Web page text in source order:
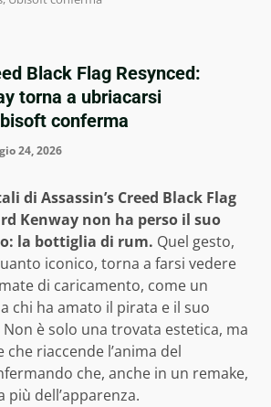
Black Flag Resynced:
torna a ubriacarsi
conferma
24, 2026
di Assassin’s Creed Black Flag
Kenway non ha perso il suo
la bottiglia di rum. Quel gesto,
iconico, torna a farsi vedere
di caricamento, come un
chi ha amato il pirata e il suo
è solo una trovata estetica, ma
riaccende l’anima del
che, anche in un remake,
più dell’apparenza.